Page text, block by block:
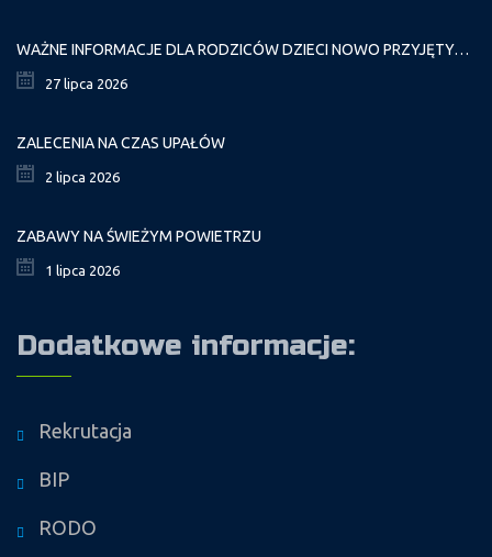
WAŻNE INFORMACJE DLA RODZICÓW DZIECI NOWO PRZYJĘTYCH GR. I
27 lipca 2026
ZALECENIA NA CZAS UPAŁÓW
2 lipca 2026
ZABAWY NA ŚWIEŻYM POWIETRZU
1 lipca 2026
Dodatkowe informacje:
Rekrutacja
BIP
RODO